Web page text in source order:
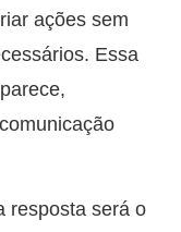
ações sem
Essa
resposta será o